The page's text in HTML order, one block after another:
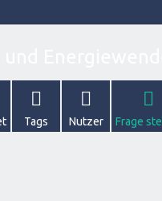
Tags Nutzer Frage